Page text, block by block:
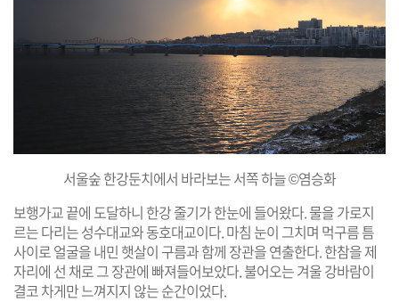
서울숲 한강둔치에서 바라보는 서쪽 하늘 ©염승화
보행가교 끝에 도달하니 한강 줄기가 한눈에 들어왔다. 물을 가로지
르는 다리는 성수대교와 동호대교이다. 마침 눈이 그치며 먹구름 틈
사이로 얼굴을 내민 햇살이 구름과 함께 장관을 연출한다. 한참을 제
자리에 선 채로 그 장관에 빠져들어보았다. 불어오는 겨울 강바람이
결코 차게만 느껴지지 않는 순간이었다.